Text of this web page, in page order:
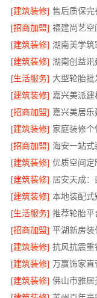
[建筑装修] 售后质保完
[招商加盟]
[建筑装修] 湖南美学筑
[建筑装修] 湖南创益讯
[生活服务]
[建筑装修] 嘉兴美派
[招商加盟] 嘉兴美居
[建筑装修] 家庭装修
[招商加盟]
[建筑装修] 优质空间定
[建筑装修] 居安天成
[建筑装修]
[生活服务]
[招商加盟] 平湖新房装
[建筑装修]
[建筑装修]
[建筑装修]